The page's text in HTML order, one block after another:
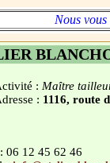
Nous
: Maître
: 1116, route
06 12 45 62 46